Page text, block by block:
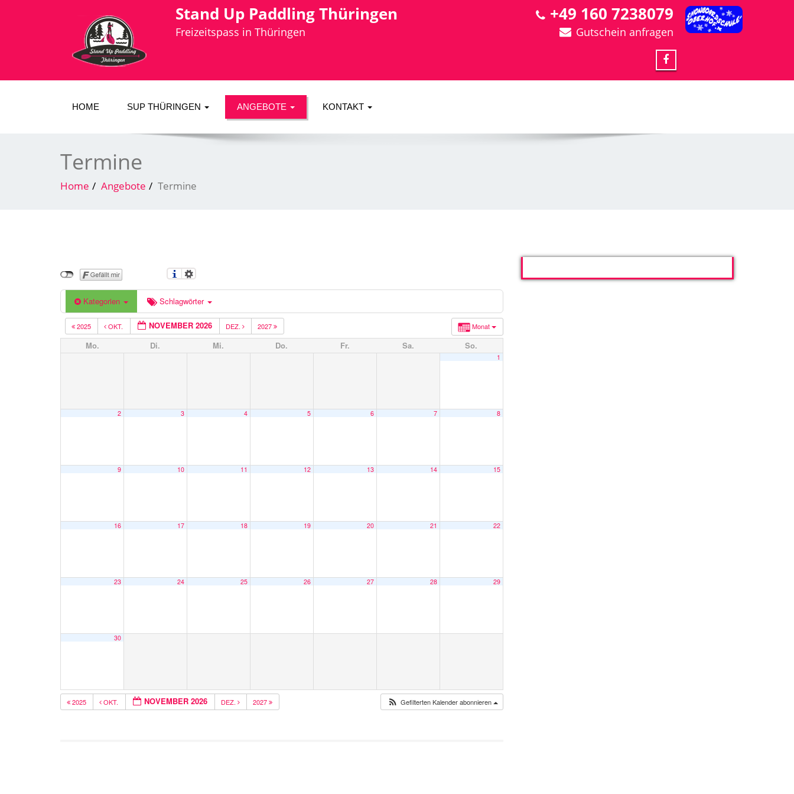
Stand Up Paddling Thüringen
Freizeitspass in Thüringen
+49 160 7238079
Gutschein anfragen
HOME SUP THÜRINGEN ANGEBOTE KONTAKT
Termine
Home Angebote Termine
Kategorien Schlagwörter
Monat
2025 OKT. NOVEMBER 2026 DEZ. 2027
Mo. Di. Mi. Do. Fr. Sa. So.
1
2 3 4 5 6 7 8
9 10 11 12 13 14 15
16 17 18 19 20 21 22
23 24 25 26 27 28 29
30
2025 OKT. NOVEMBER 2026 DEZ. 2027 Gefilterten Kalender abonnieren